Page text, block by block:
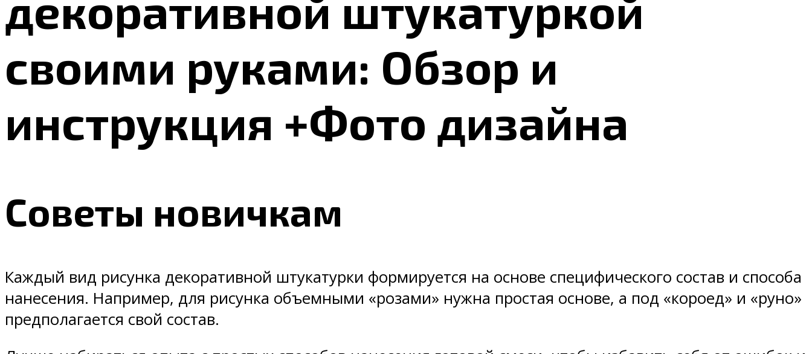
своими руками: Обзор и
инструкция +Фото дизайна
Советы новичкам
Каждый вид рисунка декоративной штукатурки формируется на основе специфического состав и способа
нанесения. Например, для рисунка объемными «розами» нужна простая основе, а под «короед» и «руно»
предполагается свой состав.